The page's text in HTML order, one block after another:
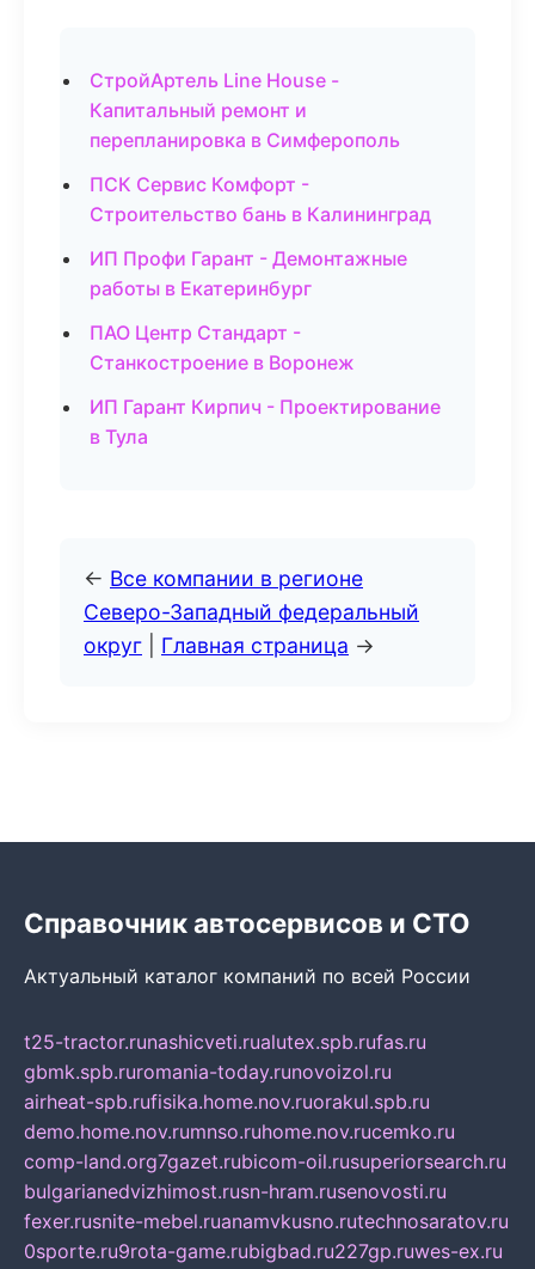
СтройАртель Line House -
Капитальный ремонт и
перепланировка в Симферополь
ПСК Сервис Комфорт -
Строительство бань в Калининград
ИП Профи Гарант - Демонтажные
работы в Екатеринбург
ПАО Центр Стандарт -
Станкостроение в Воронеж
ИП Гарант Кирпич - Проектирование
в Тула
← Все компании в регионе
Северо-Западный федеральный
округ
Главная страница →
Справочник автосервисов и СТО
Актуальный каталог компаний по всей России
t25-tractor.runashicveti.rualutex.spb.rufas.ru
gbmk.spb.ruromania-today.runovoizol.ru
airheat-spb.rufisika.home.nov.ruorakul.spb.ru
demo.home.nov.rumnso.ruhome.nov.rucemko.ru
comp-land.org7gazet.rubicom-oil.rusuperiorsearch.ru
bulgarianedvizhimost.rusn-hram.rusenovosti.ru
fexer.rusnite-mebel.ruanamvkusno.rutechnosaratov.ru
0sporte.ru9rota-game.rubigbad.ru227gp.ruwes-ex.ru